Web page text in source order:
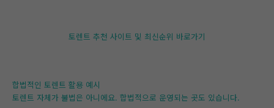
토렌트 추천 사이트 및 최신순위 바로가기
합법적인 토렌트 활용 예시
토렌트 자체가 불법은 아니에요. 합법적으로 운영되는 곳도 있습니다.